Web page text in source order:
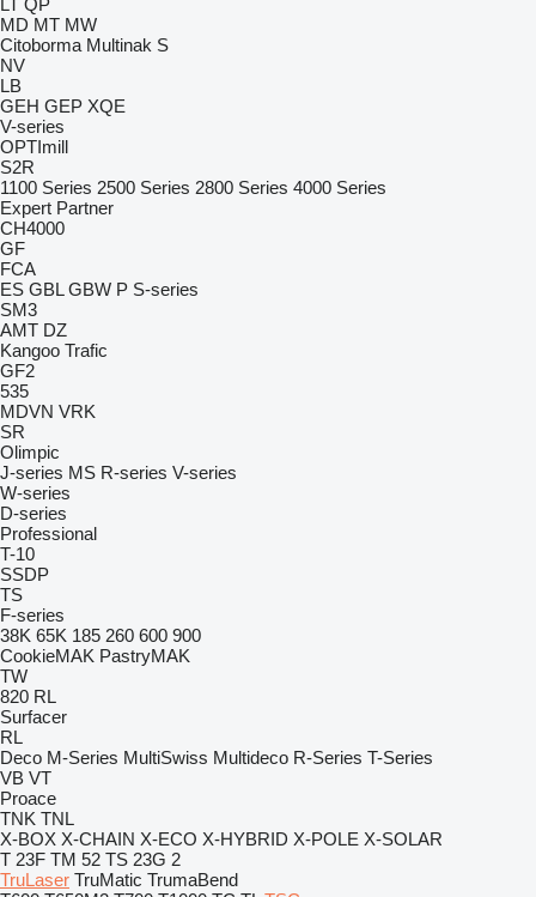
LT QP
MD MT MW
Citoborma Multinak S
NV
LB
GEH GEP XQE
V-series
OPTImill
S2R
1100 Series 2500 Series 2800 Series 4000 Series
Expert Partner
CH4000
GF
FCA
ES GBL GBW P S-series
SM3
AMT DZ
Kangoo Trafic
GF2
535
MDVN VRK
SR
Olimpic
J-series MS R-series V-series
W-series
D-series
Professional
T-10
SSDP
TS
F-series
38K 65K 185 260 600 900
CookieMAK PastryMAK
TW
820 RL
Surfacer
RL
Deco M-Series MultiSwiss Multideco R-Series T-Series
VB VT
Proace
TNK TNL
X-BOX X-CHAIN X-ECO X-HYBRID X-POLE X-SOLAR
T 23F TM 52 TS 23G 2
TruLaser TruMatic TrumaBend